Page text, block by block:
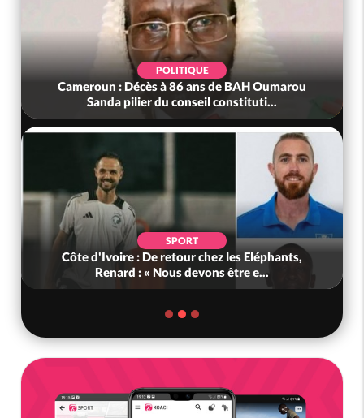
POLITIQUE
Cameroun : Décès à 86 ans de BAH Oumarou
Sanda pilier du conseil constituti...
SPORT
Côte d'Ivoire : De retour chez les Eléphants,
Renard : « Nous devons être e...